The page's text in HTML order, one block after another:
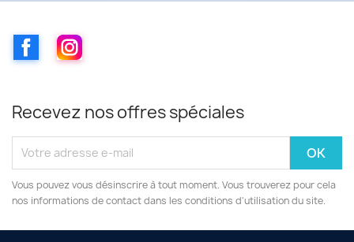
FacebookInstagram
Recevez nos offres spéciales
Vous pouvez vous désinscrire à tout moment. Vous trouverez pour cela
nos informations de contact dans les conditions d'utilisation du site.